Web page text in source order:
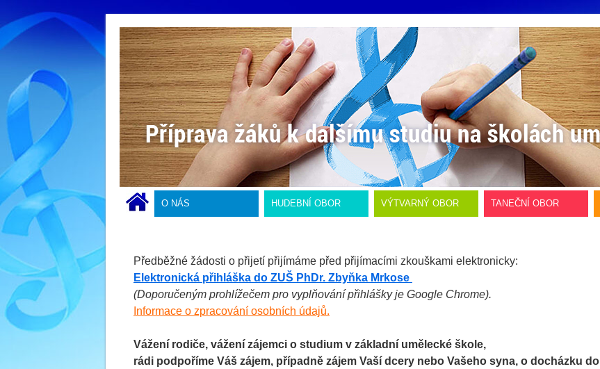
O NÁS HUDEBNÍ OBOR VÝTVARNÝ OBOR TANEČNÍ OBOR
Předběžné žádosti o přijetí přijímáme před přijímacími zkouškami elektronicky:
Elektronická přihláška do ZUŠ PhDr. Zbyňka Mrkose
(Doporučeným prohlížečem pro vyplňování přihlášky je Google Chrome).
Informace o zpracování osobních údajů.
Vážení rodiče, vážení zájemci o studium v základní umělecké škole,
rádi podpoříme Váš zájem, případně zájem Vaší dcery nebo Vašeho syna, o docházku do